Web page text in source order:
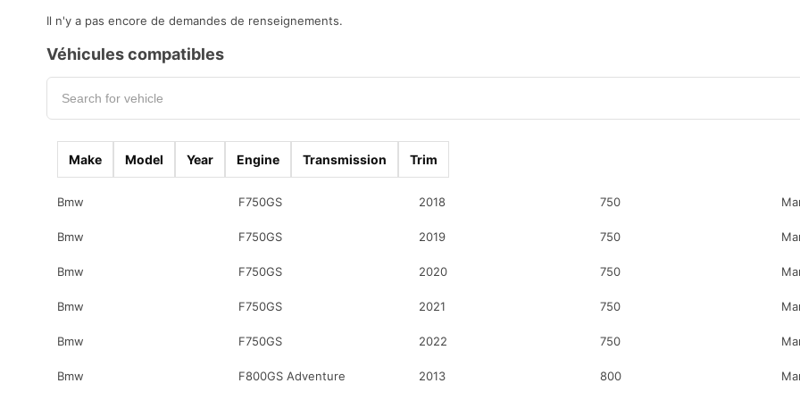
Il n'y a pas encore de demandes de renseignements.
Véhicules compatibles
Make Model Year Engine Transmission Trim
Bmw F750GS 2018 750
Bmw F750GS 2019 750
Bmw F750GS 2020 750
Bmw F750GS 2021 750
Bmw F750GS 2022 750
Bmw F800GS Adventure 2013 800